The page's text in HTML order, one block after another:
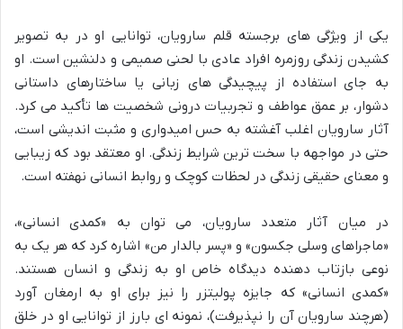
یکی از ویژگی های برجسته قلم سارویان، توانایی او در به تصویر
کشیدن زندگی روزمره افراد عادی با لحنی صمیمی و دلنشین است. او
به جای استفاده از پیچیدگی های زبانی یا ساختارهای داستانی
دشوار، بر عمق عواطف و تجربیات درونی شخصیت ها تأکید می کرد.
آثار سارویان اغلب آغشته به حس امیدواری و مثبت اندیشی است،
حتی در مواجهه با سخت ترین شرایط زندگی. او معتقد بود که زیبایی
و معنای حقیقی زندگی در لحظات کوچک و روابط انسانی نهفته است.
در میان آثار متعدد سارویان، می توان به «کمدی انسانی»،
«ماجراهای وسلی جکسون» و «پسر بالدار من» اشاره کرد که هر یک به
نوعی بازتاب دهنده دیدگاه خاص او به زندگی و انسان هستند.
«کمدی انسانی» که جایزه پولیتزر را نیز برای او به ارمغان آورد
(هرچند سارویان آن را نپذیرفت)، نمونه ای بارز از توانایی او در خلق